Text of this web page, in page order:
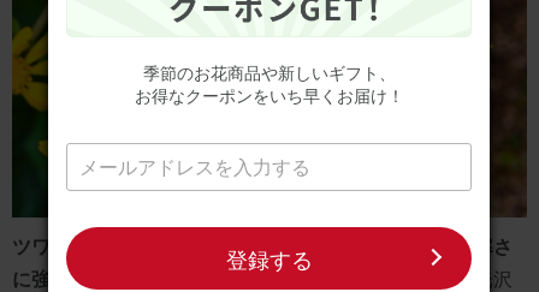
ツワブキは、冬に黄色い花を咲かせる日本の野草で、寒さ
に強い特性を持っています。その名前は、葉が厚くて光沢
季節のお花商品や新しいギフト、
お得なクーポンをいち早くお届け！
登録する